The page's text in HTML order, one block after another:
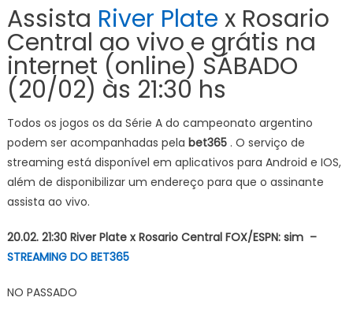
Assista River Plate x Rosario
Central ao vivo e grátis na
internet (online) SÁBADO
(20/02) às 21:30 hs
Todos os jogos os da Série A do campeonato argentino
podem ser acompanhadas pela bet365 . O serviço de
streaming está disponível em aplicativos para Android e IOS,
além de disponibilizar um endereço para que o assinante
assista ao vivo.
20.02. 21:30 River Plate x Rosario Central FOX/ESPN: sim –
STREAMING DO BET365
NO PASSADO